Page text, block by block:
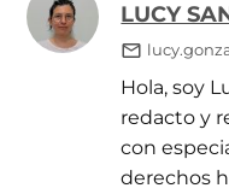
LUCY
Hola, soy
redacto y
con
derechos